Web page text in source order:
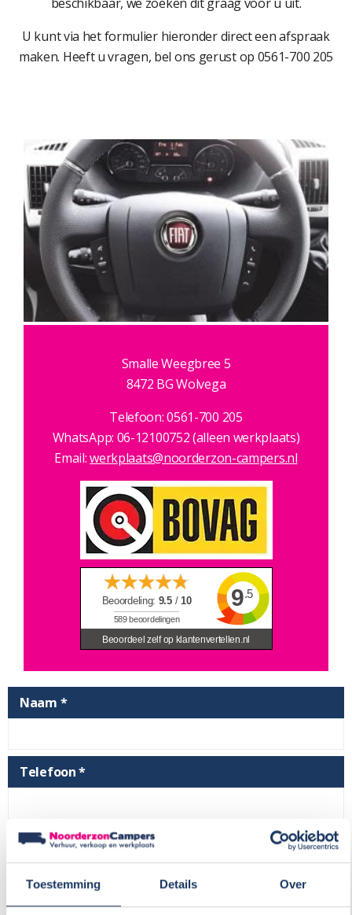
Toestemming Details Over
U kunt via het formulier hieronder direct een afspraak
maken. Heeft u vragen, bel ons gerust op 0561-700 205
Smalle Weegbree 5
8472 BG Wolvega
Telefoon: 0561-700 205
WhatsApp: 06-12100752 (alleen werkplaats)
Email:werkplaats@noorderzon-campers.nl
Beoordeling: 9.5/ 10
589beoordelingen
9.5
Beoordeel zelf op klantenvertellen.nl
Naam *
Telefoon *
E-mailadres *